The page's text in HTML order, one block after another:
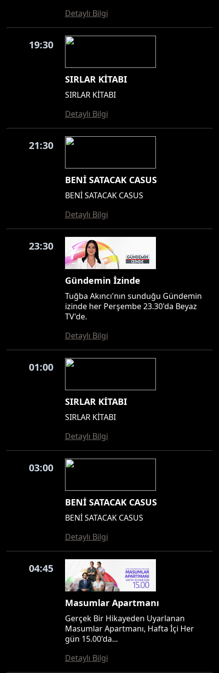
Detaylı Bilgi
19:30
SIRLAR KİTABI
SIRLAR KİTABI
Detaylı Bilgi
21:30
BENİ SATACAK CASUS
BENİ SATACAK CASUS
Detaylı Bilgi
23:30
Gündemin İzinde
Tuğba Akıncı'nın sunduğu Gündemin
izinde her Perşembe 23.30'da Beyaz
TV'de.
Detaylı Bilgi
01:00
SIRLAR KİTABI
SIRLAR KİTABI
Detaylı Bilgi
03:00
BENİ SATACAK CASUS
BENİ SATACAK CASUS
Detaylı Bilgi
04:45
Masumlar Apartmanı
Gerçek Bir Hikayeden Uyarlanan
Masumlar Apartmanı, Hafta İçi Her
gün 15.00'da...
Detaylı Bilgi